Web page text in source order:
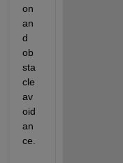
on
an
d
ob
sta
cle
av
oid
an
ce.